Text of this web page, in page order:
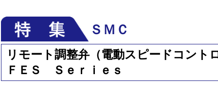
ＳＭＣ
リモート調整弁（電動スピードコン
ＦＥＳ Ｓｅｒｉｅｓ